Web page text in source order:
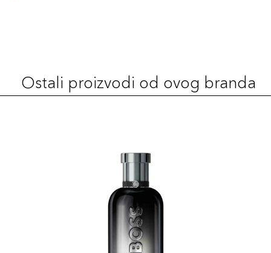
Ostali proizvodi od ovog branda